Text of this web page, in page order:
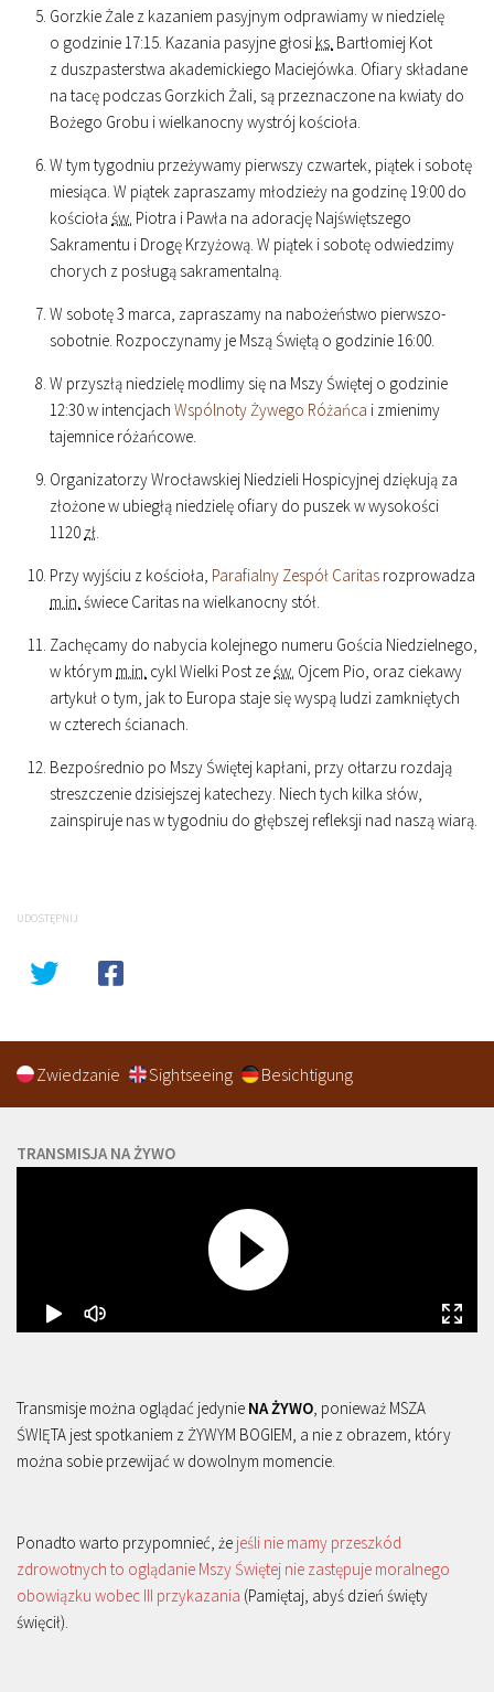
Gorzkie Żale z kazaniem pasyjnym odprawiamy w niedzielę
o godzinie17:15. Kazania pasyjne głosi ks. Bartłomiej Kot
z duszpasterstwa akademickiego Maciejówka. Ofiary składane
na tacę podczas Gorzkich Żali, są przeznaczone na kwiaty do
Bożego Grobu i wielkanocny wystrój kościoła.
W tym tygodniu przeżywamy pierwszy czwartek, piątek i sobotę
miesiąca. W piątek zapraszamy młodzieży na godzinę19:00 do
kościoła św. Piotra i Pawła na adorację Najświętszego
Sakramentu i Drogę Krzyżową. W piątek i sobotę odwiedzimy
chorych z posługą sakramentalną.
W sobotę 3 marca, zapraszamy na nabożeństwo pierwszo-
sobotnie. Rozpoczynamy je Mszą Świętą o godzinie16:00.
W przyszłą niedzielę modlimy się na Mszy Świętej o godzinie
12:30w intencjach Wspólnoty Żywego Różańca i zmienimy
tajemnice różańcowe.
Organizatorzy Wrocławskiej Niedzieli Hospicyjnej dziękują za
złożone w ubiegłą niedzielę ofiary do puszek w wysokości
1120 zł.
Przy wyjściu z kościoła, Parafialny Zespół Caritas rozprowadza
m.in. świece Caritas na wielkanocny stół.
Zachęcamy do nabycia kolejnego numeru Gościa Niedzielnego,
w którym m.in. cykl Wielki Post ześw. Ojcem Pio, oraz ciekawy
artykuł o tym, jak to Europa staje się wyspą ludzi zamkniętych
w czterech ścianach.
Bezpośrednio po Mszy Świętej kapłani, przy ołtarzu rozdają
streszczenie dzisiejszej katechezy. Niech tych kilka słów,
zainspiruje nas w tygodniu do głębszej refleksji nad naszą wiarą.
UDOSTĘPNIJ
Zwiedzanie Sightseeing Besichtigung
TRANSMISJA NA ŻYWO
Transmisje można oglądać jedynie NA ŻYWO, ponieważ MSZA
ŚWIĘTA jest spotkaniem z ŻYWYM BOGIEM, a nie z obrazem, który
można sobie przewijać w dowolnym momencie.
Ponadto warto przypomnieć, że jeśli nie mamy przeszkód
zdrowotnych to oglądanie Mszy Świętej nie zastępuje moralnego
obowiązku wobec III przykazania (Pamiętaj, abyś dzień święty
święcił).